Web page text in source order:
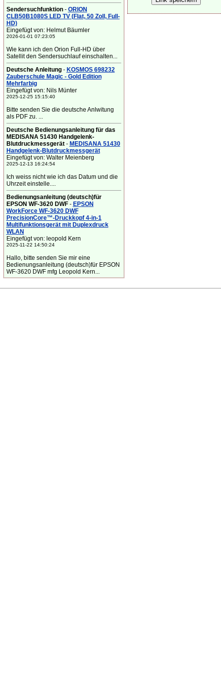
Sendersuchfunktion- ORION
CLB50B1080S LED TV (Flat, 50 Zoll, Full-
HD)
Eingefügt von: Helmut Bäumler
2026-01-01 07:23:05
Wie kann ich den Orion Full-HD über
Satellit den Sendersuchlauf einschalten...
Deutsche Anleitung- KOSMOS 698232
Zauberschule Magic - Gold Edition
Mehrfarbig
Eingefügt von: Nils Münter
2025-12-25 15:15:40
Bitte senden Sie die deutsche Anlwitung
als PDF zu. ...
Deutsche Bedienungsanleitung für das
MEDISANA 51430 Handgelenk-
Blutdruckmessgerät- MEDISANA 51430
Handgelenk-Blutdruckmessgerät
Eingefügt von: Walter Meienberg
2025-12-13 16:24:54
Ich weiss nicht wie ich das Datum und die
Uhrzeit einstelle....
Bedienungsanleitung (deutsch)für
EPSON WF-3620 DWF- EPSON
WorkForce WF-3620 DWF
PrecisionCore™-Druckkopf 4-in-1
Multifunktionsgerät mit Duplexdruck
WLAN
Eingefügt von: leopold Kern
2025-11-22 14:50:24
Hallo, bitte senden Sie mir eine
Bedienungsanleitung (deutsch)für EPSON
WF-3620 DWF mfg Leopold Kern...